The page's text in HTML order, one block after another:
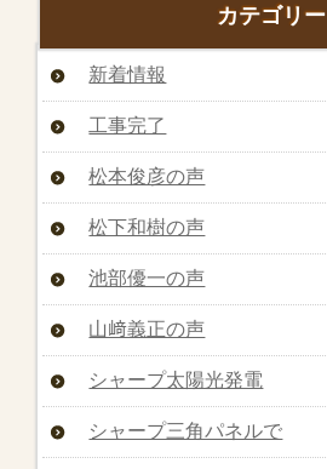
カテゴリー
新着情報
工事完了
松本俊彦の声
松下和樹の声
池部優一の声
山﨑義正の声
シャープ太陽光発電
シャープ三角パネルで